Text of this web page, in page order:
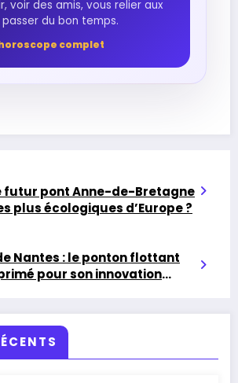
voir des amis, vous relier aux
du bon temps.
complet
futur pont Anne-de-Bretagne
plus écologiques d’Europe ?
Nantes : le ponton flottant
pour son innovation